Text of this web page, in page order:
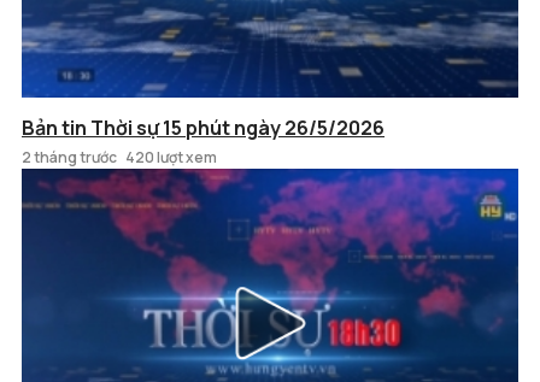
Bản tin Thời sự 15 phút ngày 26/5/2026
2 tháng trước 420 lượt xem